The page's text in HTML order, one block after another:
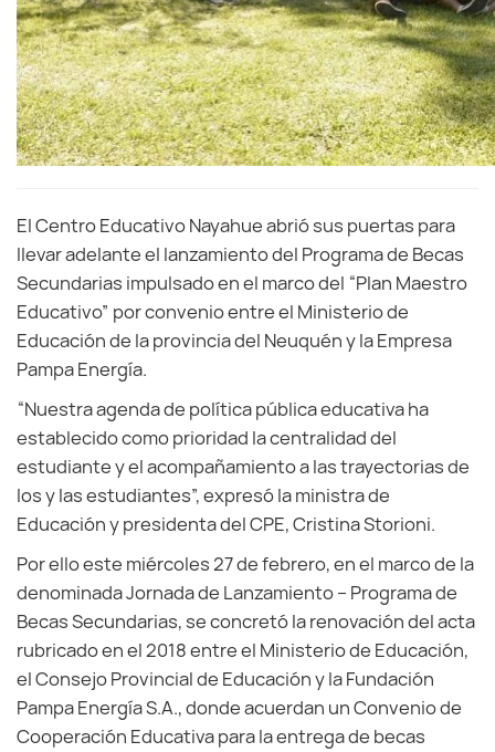
El Centro Educativo Nayahue abrió sus puertas para
llevar adelante el lanzamiento del Programa de Becas
Secundarias impulsado en el marco del “Plan Maestro
Educativo” por convenio entre el Ministerio de
Educación de la provincia del Neuquén y la Empresa
Pampa Energía.
“Nuestra agenda de política pública educativa ha
establecido como prioridad la centralidad del
estudiante y el acompañamiento a las trayectorias de
los y las estudiantes”, expresó la ministra de
Educación y presidenta del CPE, Cristina Storioni.
Por ello este miércoles 27 de febrero, en el marco de la
denominada Jornada de Lanzamiento – Programa de
Becas Secundarias, se concretó la renovación del acta
rubricado en el 2018 entre el Ministerio de Educación,
el Consejo Provincial de Educación y la Fundación
Pampa Energía S.A., donde acuerdan un Convenio de
Cooperación Educativa para la entrega de becas